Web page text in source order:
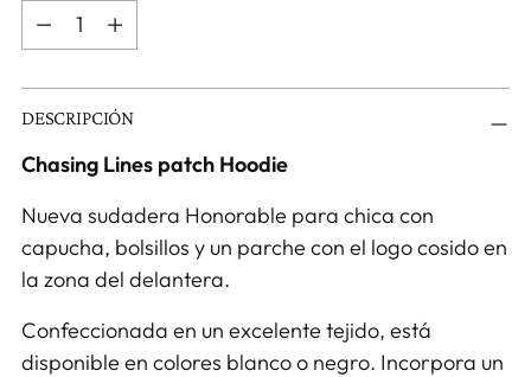
Cantidad
DESCRIPCIÓN
Chasing Lines patch Hoodie
Nueva sudadera Honorable para chica con
capucha, bolsillos y un parche con el logo cosido en
la zona del delantera.
Confeccionada en un excelente tejido, está
disponible en colores blanco o negro. Incorpora un